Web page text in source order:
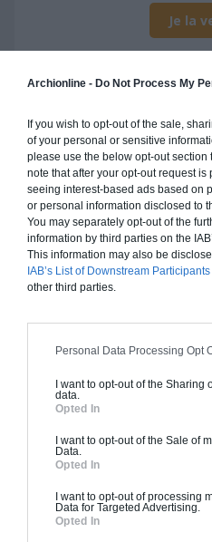
Archionline - Do Not Process My
If you wish to opt-out of the sale,
of your personal or sensitive
please use the below opt-out section
note that after your opt-out request
seeing interest-based ads based on
or personal information disclosed to
You may separately opt-out of the
information by third parties on the
This information may also be
IAB’s List of Downstream Participants
other third parties.
Personal Data Processing Opt
I want to opt-out of the Sharing
data.
Opted In
I want to opt-out of the Sale of
Data.
Opted In
I want to opt-out of processing
Data for Targeted Advertising.
Opted In
Je la
Construction
Chiffrage estimatif pour
standards.
Finitions haut de
inclut le gros oeuvre et le
peinture, sols...), mais
247
Chiffrage estimatif pour
standards. Construction